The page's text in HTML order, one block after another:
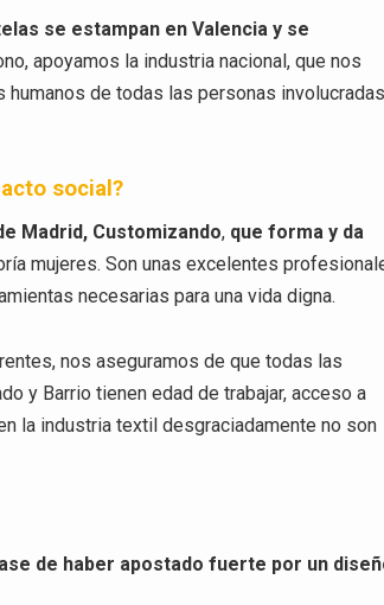
se estampan en Valencia y se
apoyamos la industria nacional, que nos
de todas las personas involucradas
social?
Madrid, Customizando, que forma y da
mujeres. Son unas excelentes
necesarias para una vida digna.
nos aseguramos de que todas las
y Barrio tienen edad de trabajar, acceso a
la industria textil desgraciadamente no son
de haber apostado fuerte por un